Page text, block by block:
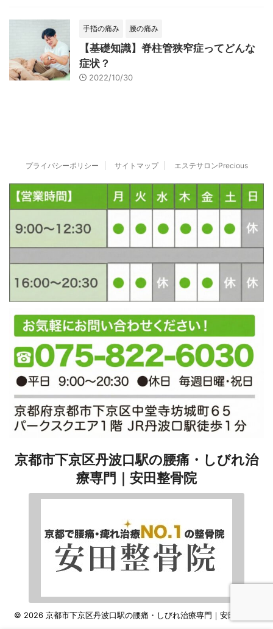
手指の痛み 腰の痛み
【基礎知識】脊柱管狭窄症ってどんな
症状？
2022/10/30
プライバシーポリシー サイトマップ エステサロンPrecious
京都市下京区丹波口駅の腰痛・しびれ治
療専門｜安田整骨院
© 2026 京都市下京区丹波口駅の腰痛・しびれ治療専門｜安田整骨院